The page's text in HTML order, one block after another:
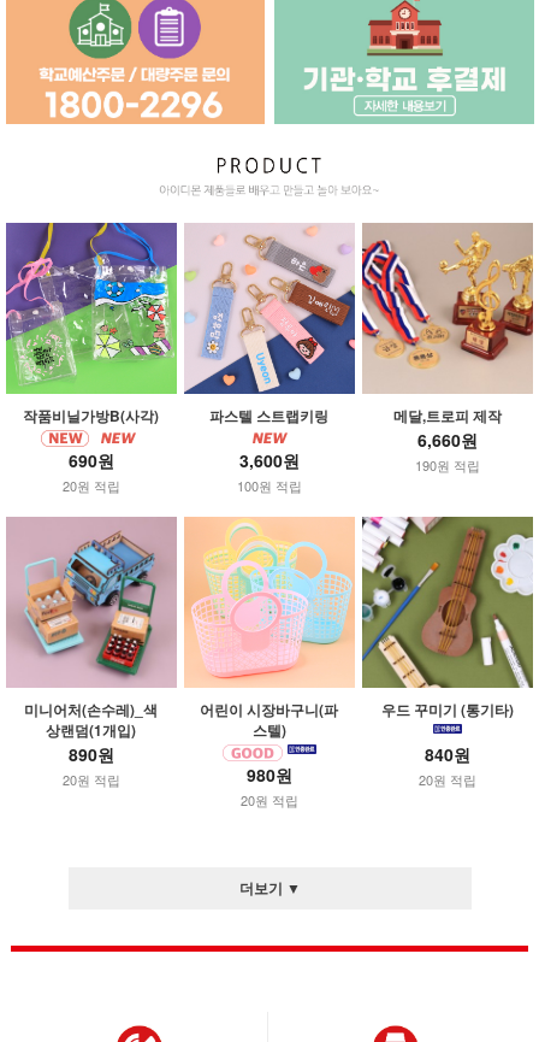
작품비닐가방B(사각)
690원
20원 적립
파스텔 스트랩키링
3,600원
100원 적립
메달,트로피 제작
6,660원
190원 적립
미니어처(손수레)_색
상랜덤(1개입)
890원
20원 적립
어린이 시장바구니(파
스텔)
980원
20원 적립
우드 꾸미기 (통기타)
840원
20원 적립
더보기 ▼